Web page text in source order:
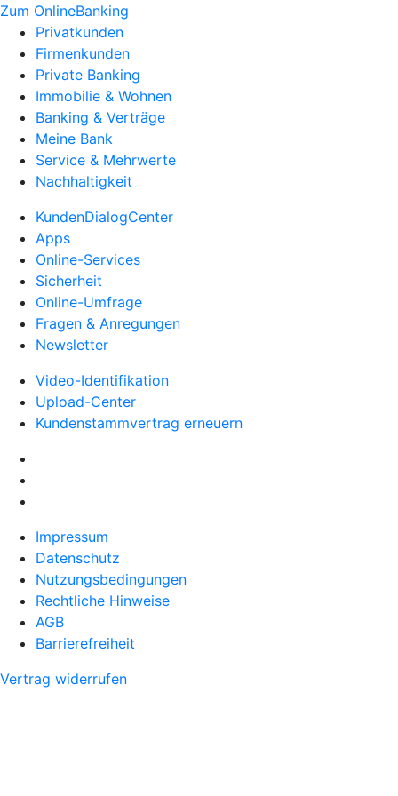
Zum OnlineBanking
Privatkunden
Firmenkunden
Private Banking
Immobilie & Wohnen
Banking & Verträge
Meine Bank
Service & Mehrwerte
Nachhaltigkeit
KundenDialogCenter
Apps
Online-Services
Sicherheit
Online-Umfrage
Fragen & Anregungen
Newsletter
Video-Identifikation
Upload-Center
Kundenstammvertrag erneuern
Impressum
Datenschutz
Nutzungsbedingungen
Rechtliche Hinweise
AGB
Barrierefreiheit
Vertrag widerrufen